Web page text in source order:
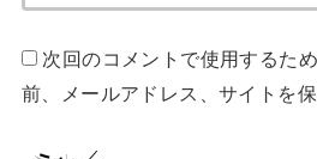
次回のコメントで使用するた
前、メールアドレス、サイトを保